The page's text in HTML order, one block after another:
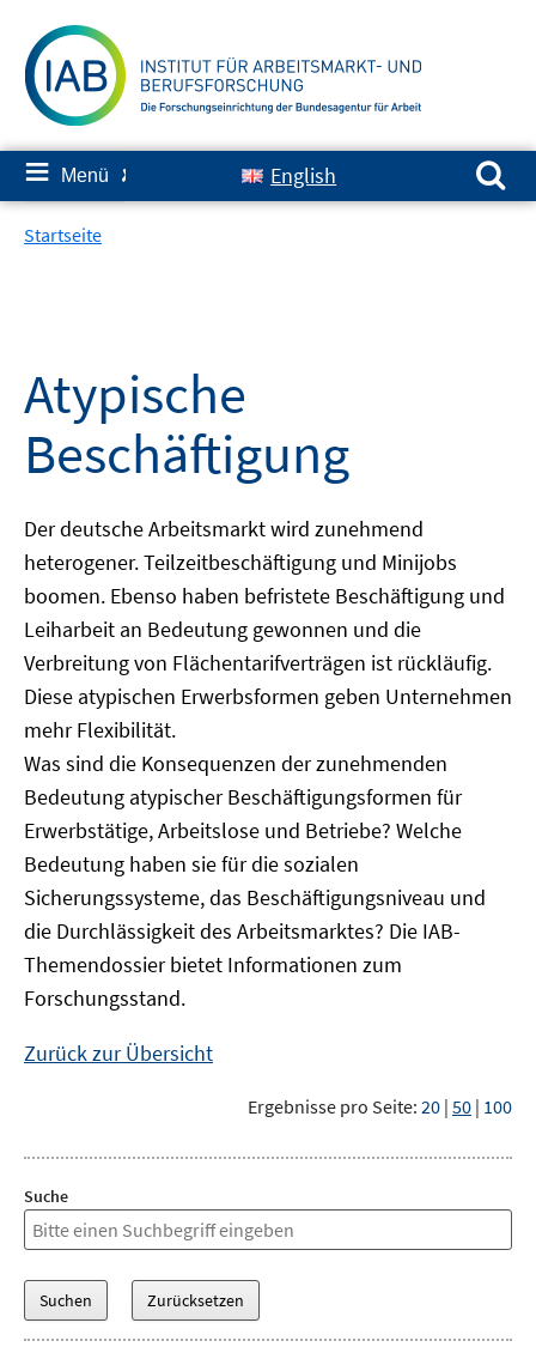
zum
Inhalt
≡ Menü ✘ English
Suchen nach:
Startseite
Atypische
Beschäftigung
Der deutsche Arbeitsmarkt wird zunehmend
heterogener. Teilzeitbeschäftigung und Minijobs
boomen. Ebenso haben befristete Beschäftigung und
Leiharbeit an Bedeutung gewonnen und die
Verbreitung von Flächentarifverträgen ist rückläufig.
Diese atypischen Erwerbsformen geben Unternehmen
mehr Flexibilität.
Was sind die Konsequenzen der zunehmenden
Bedeutung atypischer Beschäftigungsformen für
Erwerbstätige, Arbeitslose und Betriebe? Welche
Bedeutung haben sie für die sozialen
Sicherungssysteme, das Beschäftigungsniveau und
die Durchlässigkeit des Arbeitsmarktes? Die IAB-
Themendossier bietet Informationen zum
Forschungsstand.
Zurück zur Übersicht
Ergebnisse pro Seite: 20 | 50 | 100
Suche